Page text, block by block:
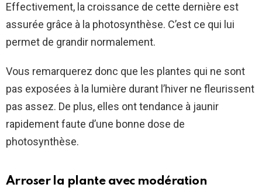
Effectivement, la croissance de cette dernière est
assurée grâce à la photosynthèse. C’est ce qui lui
permet de grandir normalement.
Vous remarquerez donc que les plantes qui ne sont
pas exposées à la lumière durant l’hiver ne fleurissent
pas assez. De plus, elles ont tendance à jaunir
rapidement faute d’une bonne dose de
photosynthèse.
Arroser la plante avec modération